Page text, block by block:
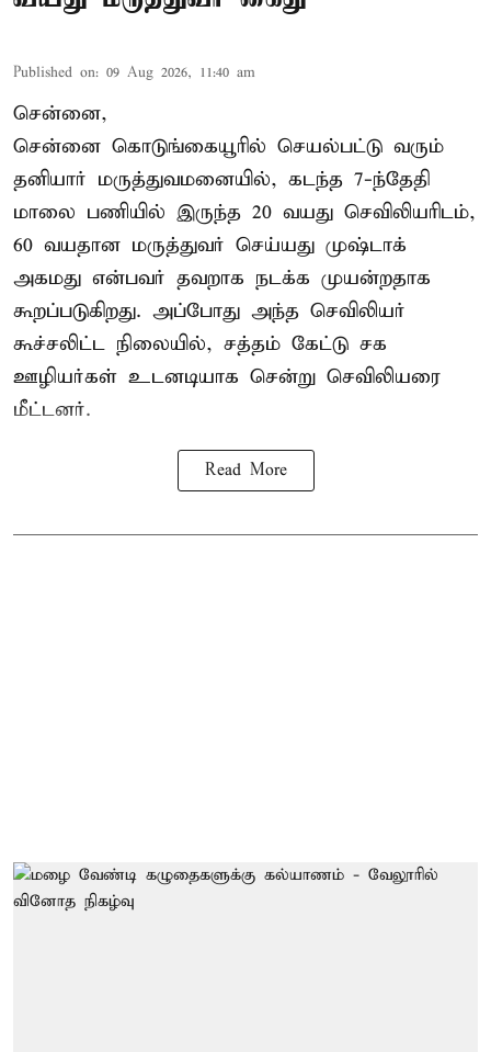
Published on: 09 Aug 2026, 11:40 am
சென்னை,
சென்னை கொடுங்கையூரில் செயல்பட்டு வரும்
தனியார் மருத்துவமனையில், கடந்த 7-ந்தேதி
மாலை பணியில் இருந்த 20 வயது செவிலியரிடம்,
60 வயதான மருத்துவர் செய்யது முஷ்டாக்
அகமது என்பவர் தவறாக நடக்க முயன்றதாக
கூறப்படுகிறது. அப்போது அந்த செவிலியர்
கூச்சலிட்ட நிலையில், சத்தம் கேட்டு சக
ஊழியர்கள் உடனடியாக சென்று செவிலியரை
மீட்டனர்.
Read More